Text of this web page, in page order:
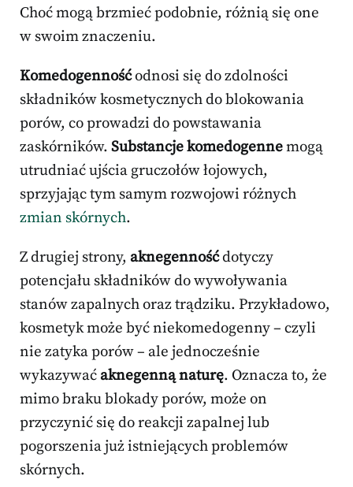
Choć mogą brzmieć podobnie, różnią się one
w swoim znaczeniu.
Komedogennośćodnosi się do zdolności
składników kosmetycznych do blokowania
porów, co prowadzi do powstawania
zaskórników. Substancje komedogennemogą
utrudniać ujścia gruczołów łojowych,
sprzyjając tym samym rozwojowi różnych
zmian skórnych.
Z drugiej strony, aknegennośćdotyczy
potencjału składników do wywoływania
stanów zapalnych oraz trądziku. Przykładowo,
kosmetyk może być niekomedogenny – czyli
nie zatyka porów – ale jednocześnie
wykazywaćaknegenną naturę. Oznacza to, że
mimo braku blokady porów, może on
przyczynić się do reakcji zapalnej lub
pogorszenia już istniejących problemów
skórnych.